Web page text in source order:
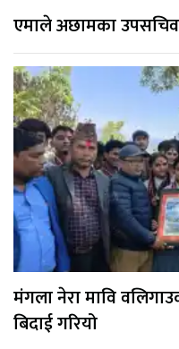
एमाले अछामका उपसचिव
मंगला नेरा मावि
बिदाई गरियो